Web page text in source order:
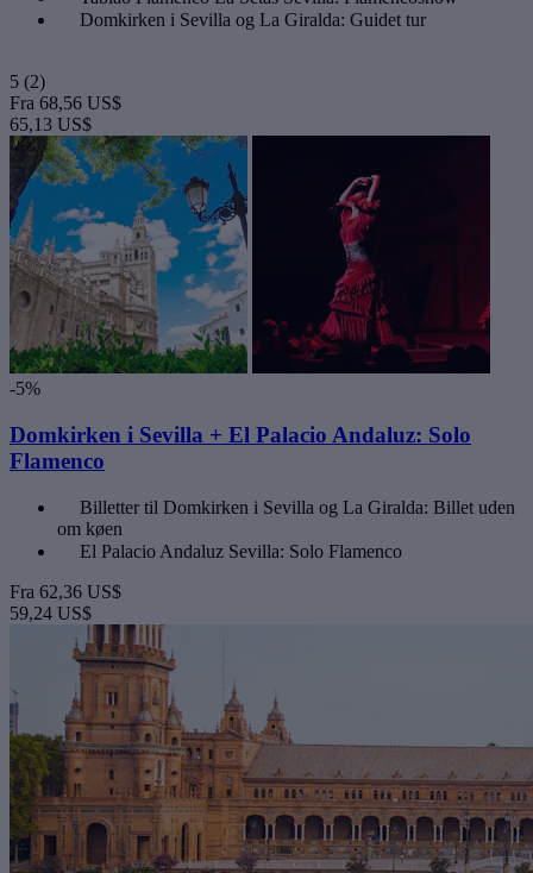
Domkirken i Sevilla og La Giralda: Guidet tur
5 (2)
Fra 68,56 US$
65,13 US$
-5%
Domkirken i Sevilla + El Palacio Andaluz: Solo
Flamenco
Billetter til Domkirken i Sevilla og La Giralda: Billet uden
om køen
El Palacio Andaluz Sevilla: Solo Flamenco
Fra 62,36 US$
59,24 US$